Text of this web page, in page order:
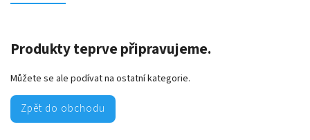
Produkty teprve připravujeme.
Můžete se ale podívat na ostatní kategorie.
Zpět do obchodu